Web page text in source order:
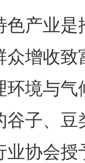
业是
众增收
环境与
谷子、
协会授